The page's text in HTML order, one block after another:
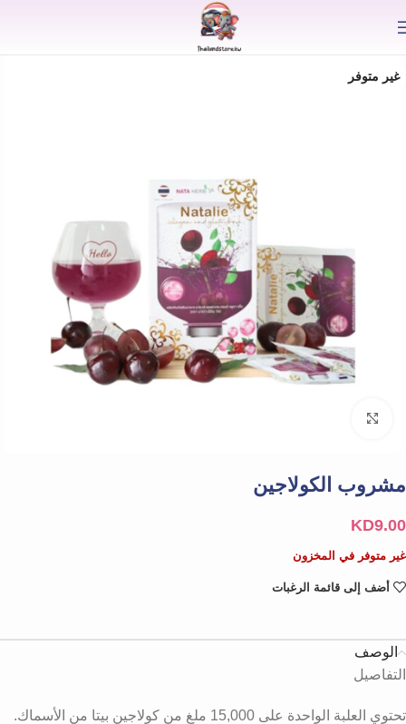
غير متوفر
مشروب الكولاجين
KD9.00
غير متوفر في المخزون
أضف إلى قائمة الرغبات
الوصف
التفاصيل
تحتوي العلبة الواحدة على 15,000 ملغ من كولاجين بيتا من الأسماك.